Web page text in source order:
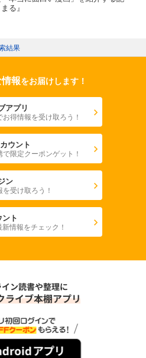
る』
結果
報をお届けします！
アプリ
得情報を受け取ろう！
ウント
限定クーポンゲット！
ン
受け取ろう！
ト
情報をチェック！